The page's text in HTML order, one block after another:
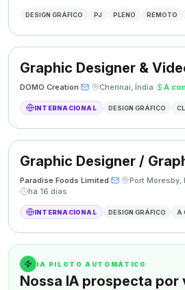
DESIGN GRÁFICO PJ PLENO REMOTO
Graphic Designer &
DOMO Creation· · Chennai, Índia· A
INTERNACIONAL DESIGN GRÁFICO
Graphic Designer /
Paradise Foods Limited· ·
há 16 dias
INTERNACIONAL DESIGN GRÁFICO A
IA PILOTO AUTOMÁTICO
Nossa IA prospecta por